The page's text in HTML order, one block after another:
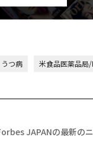
うつ病 米食品医薬品局/
JAPANの最新の